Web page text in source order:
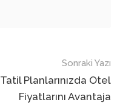
Sonraki Yazı
Tatil Planlarınızda Otel
Fiyatlarını Avantaja